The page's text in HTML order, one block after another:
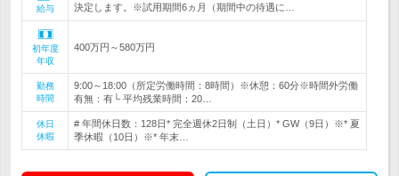
給与
決定します。※試用期間6ヵ月（期間中の待遇に…
初年度
年収
400万円～580万円
勤務
時間
9:00～18:00（所定労働時間：8時間）※休憩：60分※時間外労働
有無：有└ 平均残業時間：20…
休日
休暇
# 年間休日数：128日* 完全週休2日制（土日）* GW（9日）※* 夏
季休暇（10日）※* 年末…